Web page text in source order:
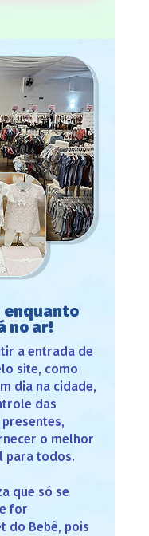
enquanto
no ar!
a entrada de
site, como
dia na cidade,
das
o melhor
para todos.
que só se
for
do Bebê, pois